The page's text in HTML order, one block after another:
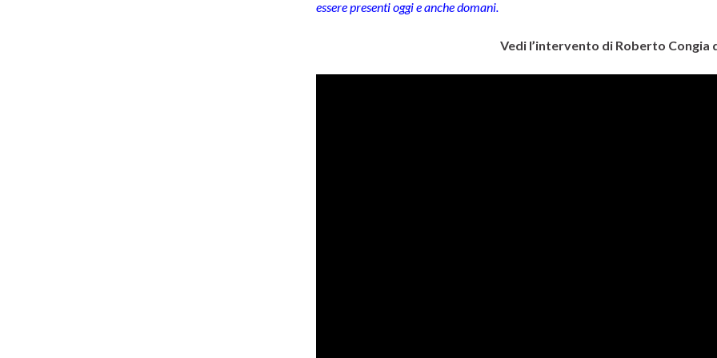
essere presenti oggi e anche domani.
Vedi l’intervento di Roberto Congia